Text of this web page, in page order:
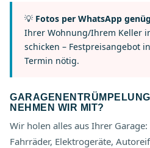
💡 Fotos per WhatsApp
Ihrer Wohnung/Ihrem Keller
schicken – Festpreisangebot
Termin nötig.
NEHMEN WIR MIT?
Wir holen alles aus Ihrer
Fahrräder, Elektrogeräte,